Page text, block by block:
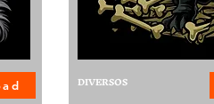
DIVERSOS